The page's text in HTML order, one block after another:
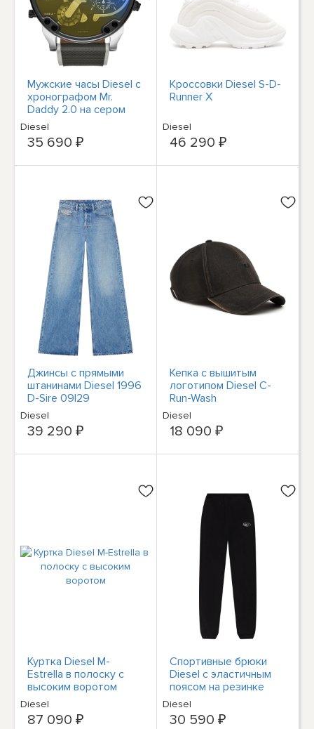
Мужские часы Diesel с
хронографом Mr.
Daddy 2.0 на сером
нейлоновом ремешке
57 мм
Diesel
35 690 ₽
Кроссовки Diesel S-D-
Runner X
Diesel
46 290 ₽
Джинсы с прямыми
штанинами Diesel 1996
D-Sire 09I29
Diesel
39 290 ₽
Кепка с вышитым
логотипом Diesel C-
Run-Wash
Diesel
18 090 ₽
Куртка Diesel M-
Estrella в полоску с
высоким воротом
Diesel
87 090 ₽
Спортивные брюки
Diesel с эластичным
поясом на резинке
Diesel
30 590 ₽